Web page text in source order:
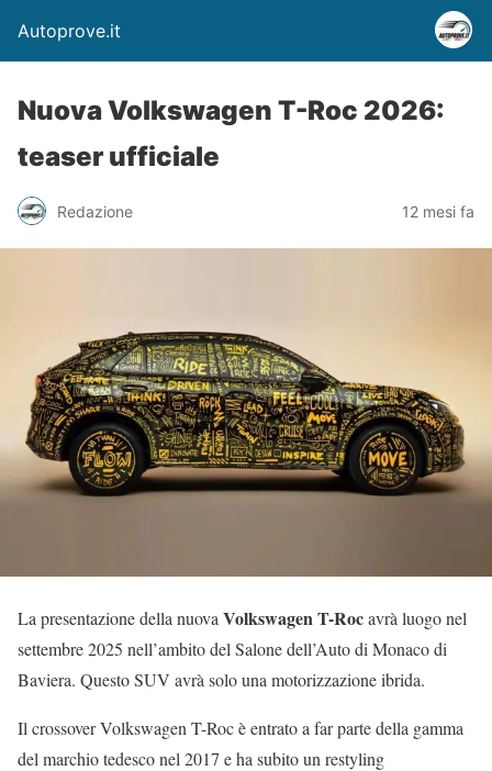
Autoprove.it
Nuova Volkswagen T-Roc 2026:
teaser ufficiale
Redazione 12 mesi fa
La presentazione della nuova Volkswagen T-Rocavrà luogo nel
settembre 2025 nell’ambito del Salone dell’Auto di Monaco di
Baviera. Questo SUV avrà solo una motorizzazione ibrida.
Il crossover Volkswagen T-Roc è entrato a far parte della gamma
del marchio tedesco nel 2017 e ha subito un restyling